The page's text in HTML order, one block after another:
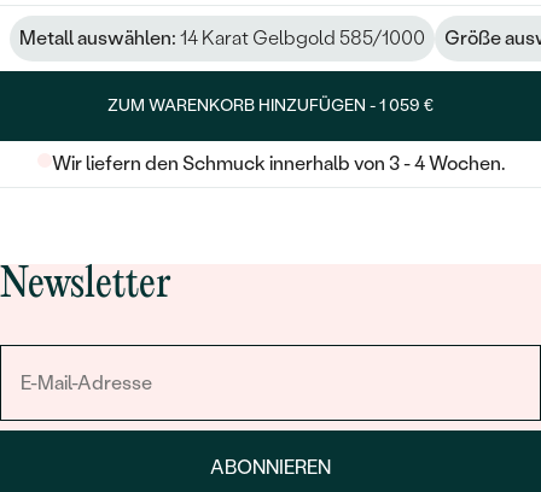
Metall auswählen: 14 Karat Gelbgold 585/1000 Größe
ZUM WARENKORB HINZUFÜGEN -1 059 €
Wir liefern den Schmuck innerhalb von 3 - 4 Wochen.
Newsletter
ABONNIEREN